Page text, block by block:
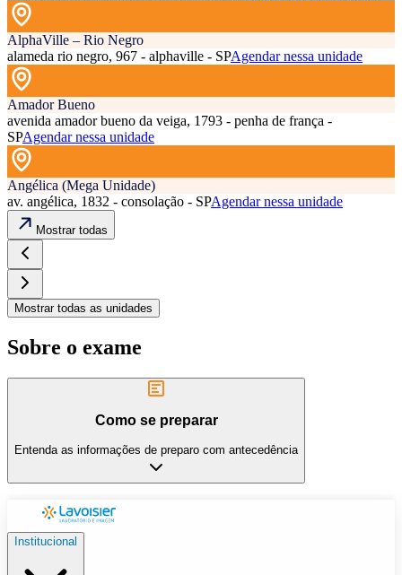
AlphaVille – Rio Negro
alameda rio negro, 967 - alphaville - SPAgendar nessa unidade
Amador Bueno
avenida amador bueno da veiga, 1793 - penha de frança -
SPAgendar nessa unidade
Angélica (Mega Unidade)
av. angélica, 1832 - consolação - SPAgendar nessa unidade
Mostrar todas
Mostrar todas as unidades
Sobre o exame
Como se preparar
Entenda as informações de preparo com antecedência
Institucional